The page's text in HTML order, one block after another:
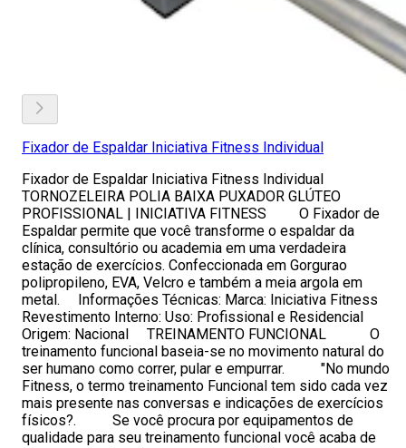
Fixador de Espaldar Iniciativa Fitness Individual
Fixador de Espaldar Iniciativa Fitness Individual
TORNOZELEIRA POLIA BAIXA PUXADOR GLÚTEO
PROFISSIONAL | INICIATIVA FITNESS O Fixador de
Espaldar permite que você transforme o espaldar da
clínica, consultório ou academia em uma verdadeira
estação de exercícios. Confeccionada em Gorgurao
polipropileno, EVA, Velcro e também a meia argola em
metal. Informações Técnicas: Marca: Iniciativa Fitness
Revestimento Interno: Uso: Profissional e Residencial
Origem: Nacional TREINAMENTO FUNCIONAL O
treinamento funcional baseia-se no movimento natural do
ser humano como correr, pular e empurrar. "No mundo
Fitness, o termo treinamento Funcional tem sido cada vez
mais presente nas conversas e indicações de exercícios
físicos?. Se você procura por equipamentos de
qualidade para seu treinamento funcional você acaba de